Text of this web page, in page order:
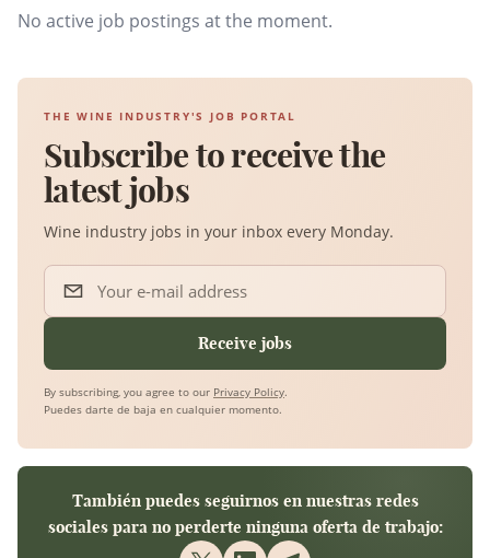
No active job postings at the moment.
THE WINE INDUSTRY'S JOB PORTAL
Subscribe to receive the
latest jobs
Wine industry jobs in your inbox every Monday.
Your e-mail address
Receive jobs
By subscribing, you agree to our Privacy Policy.
Puedes darte de baja en cualquier momento.
También puedes seguirnos en nuestras redes
sociales para no perderte ninguna oferta de trabajo: